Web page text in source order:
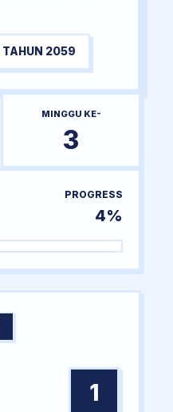
TAHUN 2059
MINGGU KE-
3
PROGRESS
4%
1